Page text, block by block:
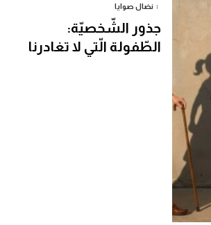
نضال صوايا
جذور الشّخصيّة:
الطّفولة الّتي لا تغادرنا